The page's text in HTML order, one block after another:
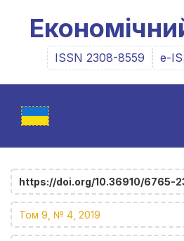
ISSN 2308-8559 e-
https://doi.org/10.36910/6765-
Том 9, № 4, 2019